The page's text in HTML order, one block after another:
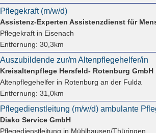
Pflegekraft (m/w/d)
Assistenz-Experten Assistenzdienst für
Pflegekraftin Eisenach
Entfernung: 30,3km
Auszubildende zur/m Altenpflegehelfer/in
Altenpflegehelferin Rotenburg an der Fulda
Entfernung: 31,0km
Pflegedienstleitung (m/w/d) ambulante
Diako Service GmbH
Pflegedienstleitung in Mühlhausen/Thüringen